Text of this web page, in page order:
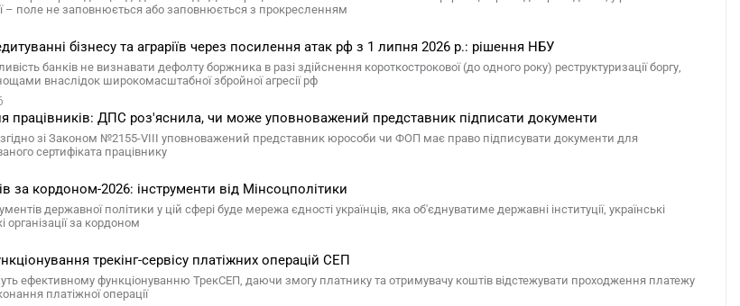
– поле не заповнюється або заповнюється з прокресленням
бізнесу та аграріїв через посилення атак рф з 1 липня 2026 р.: рішення НБУ
банків не визнавати дефолту боржника в разі здійснення короткострокової (до одного року) реструктуризації боргу,
внаслідок широкомасштабної збройної агресії рф
працівників: ДПС роз'яснила, чи може уповноважений представник підписати документи
зі Законом №2155-VIII уповноважений представник юрособи чи ФОП має право підписувати документи для
сертифіката працівнику
за кордоном-2026: інструменти від Мінсоцполітики
державної політики у цій сфері буде мережа єдності українців, яка об'єднуватиме державні інституції, українські
організації за кордоном
трекінг-сервісу платіжних операцій СЕП
ефективному функціонуванню ТрекСЕП, даючи змогу платнику та отримувачу коштів відстежувати проходження платежу
платіжної операції